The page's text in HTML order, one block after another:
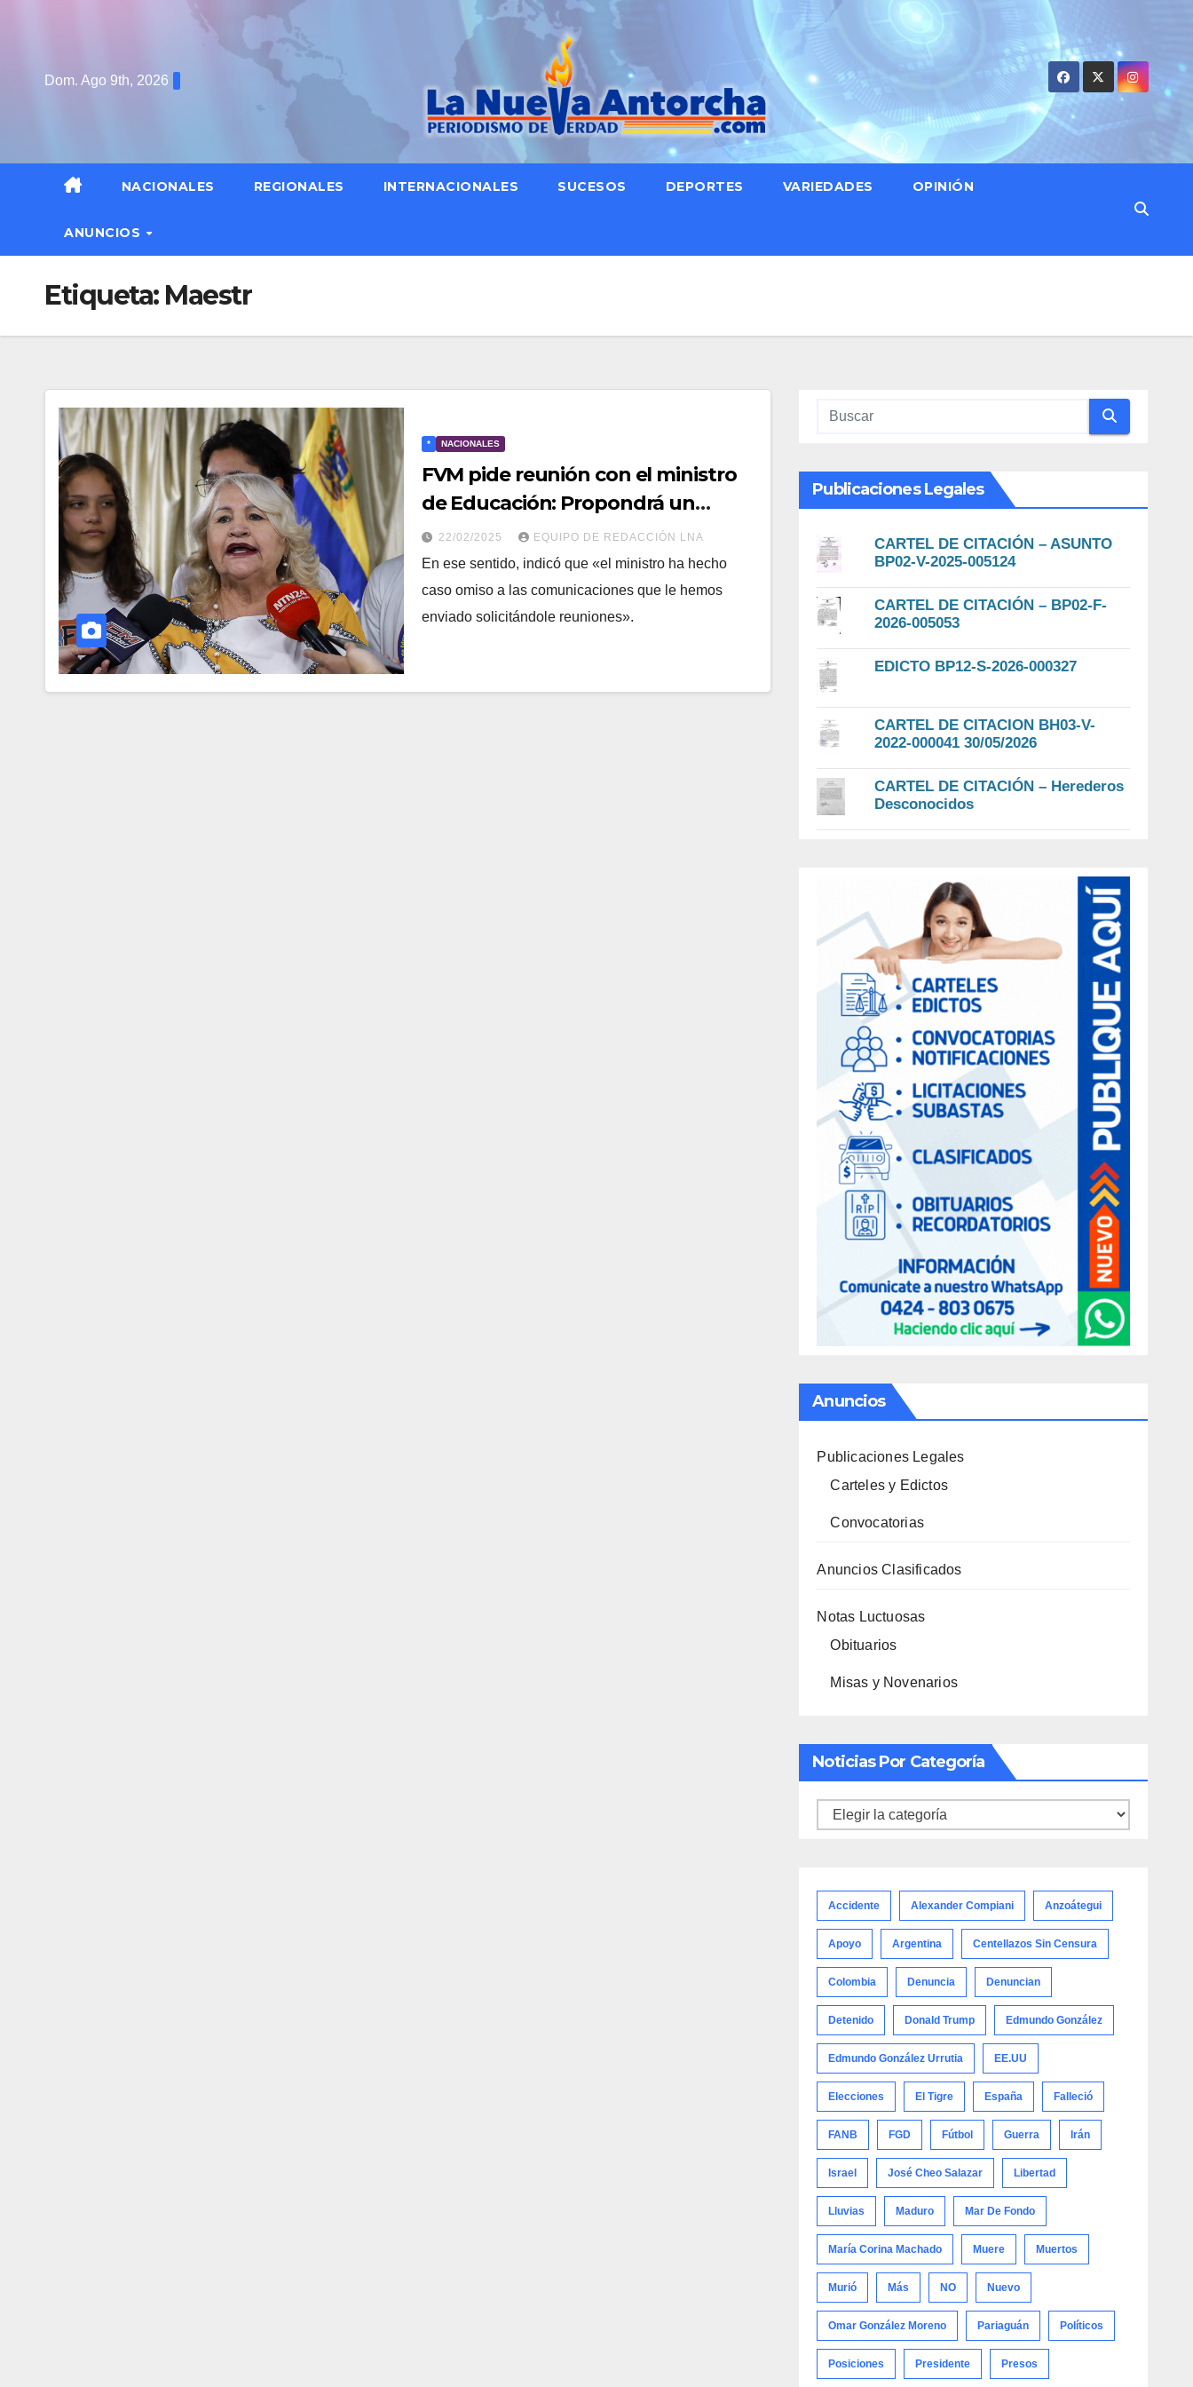
Dom. Ago 9th, 2026
NACIONALES REGIONALES INTERNACIONALES SUCESOS DEPORTES VARIEDADES OPINIÓN
ANUNCIOS
Etiqueta: Maestr
* NACIONALES
FVM pide reunión con el ministro
de Educación: Propondrá un
aumento salarial de US$ 200 al
mes
22/02/2025 EQUIPO DE REDACCIÓN LNA
En ese sentido, indicó que «el ministro ha hecho
caso omiso a las comunicaciones que le hemos
enviado solicitándole reuniones».
Publicaciones Legales
CARTEL DE CITACIÓN – ASUNTO
BP02-V-2025-005124
CARTEL DE CITACIÓN – BP02-F-
2026-005053
EDICTO BP12-S-2026-000327
CARTEL DE CITACION BH03-V-
2022-000041 30/05/2026
CARTEL DE CITACIÓN – Herederos
Desconocidos
Anuncios
Publicaciones Legales
Carteles y Edictos
Convocatorias
Anuncios Clasificados
Notas Luctuosas
Obituarios
Misas y Novenarios
Noticias Por Categoría
Noticias
Accidente Alexander Compiani Anzoátegui
Apoyo Argentina Centellazos Sin Censura
Colombia Denuncia Denuncian
Detenido Donald Trump Edmundo González
Edmundo González Urrutia EE.UU
Elecciones El Tigre España Falleció
FANB FGD Fútbol Guerra Irán
Israel José Cheo Salazar Libertad
Lluvias Maduro Mar De Fondo
María Corina Machado Muere Muertos
Murió Más NO Nuevo
Omar González Moreno Pariaguán Políticos
Posiciones Presidente Presos